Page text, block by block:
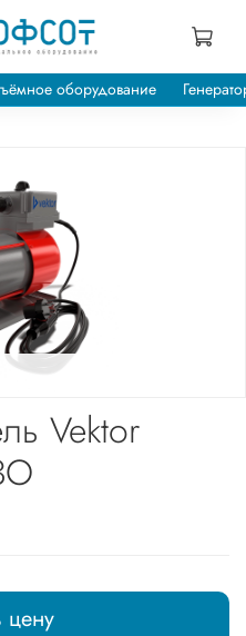
оборудование
Vektor
цену